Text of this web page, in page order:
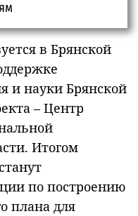
в Брянской
и науки Брянской
– Центр
Итогом
по построению
плана для